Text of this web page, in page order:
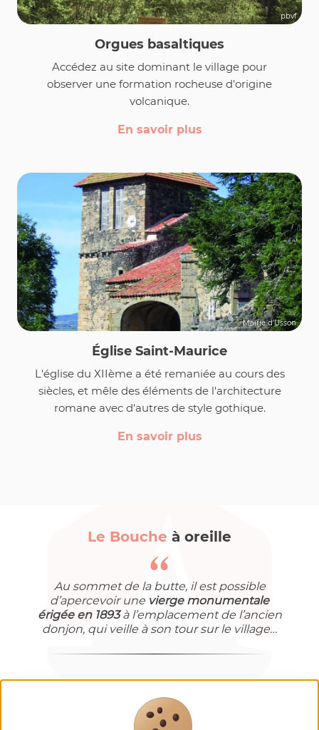
pbvf
Orgues basaltiques
Accédez au site dominant le village pour
observer une formation rocheuse d'origine
volcanique.
En savoir plus
Mairie d'Usson
Église Saint-Maurice
L'église du XIIème a été remaniée au cours des
siècles, et mêle des éléments de l'architecture
romane avec d'autres de style gothique.
En savoir plus
Le Bouche à oreille
Au sommet de la butte, il est possible
d’apercevoir une vierge monumentale
érigée en 1893à l’emplacement de l’ancien
donjon, qui veille à son tour sur le village…